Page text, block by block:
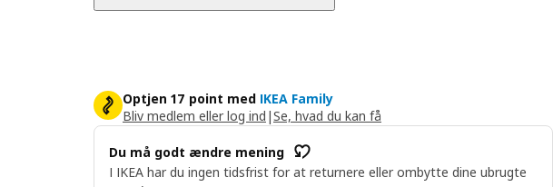
Optjen 17 point med IKEA Family
Bliv medlem eller log ind |Se, hvad du kan få
Du må godt ændre mening
I IKEA har du ingen tidsfrist for at returnere eller ombytte dine ubrugte